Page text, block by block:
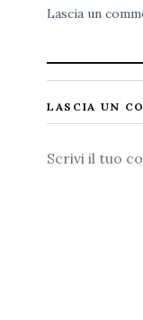
Lascia un
LASCIA UN
Commento